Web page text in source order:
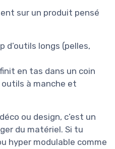
sur un produit pensé
d’outils longs (pelles,
en tas dans un coin
à manche et
ou design, c’est un
du matériel. Si tu
hyper modulable comme